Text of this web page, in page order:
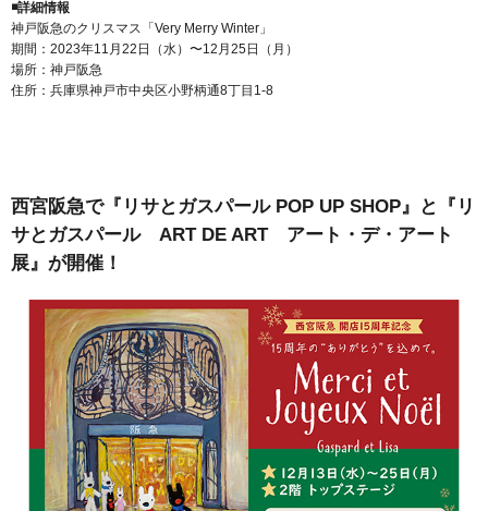
◾️詳細情報
神戸阪急のクリスマス「Very Merry Winter」
期間：2023年11月22日（水）〜12月25日（月）
場所：神戸阪急
住所：兵庫県神戸市中央区小野柄通8丁目1-8
西宮阪急で『リサとガスパール POP UP SHOP』と『リ
サとガスパール ART DE ART アート・デ・アート
展』が開催！